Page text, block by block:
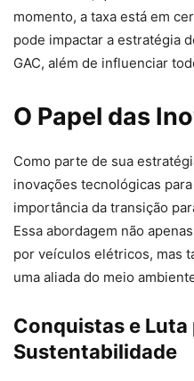
momento, a taxa está em
pode impactar a estratégia
GAC, além de influenciar
O Papel das
Como parte de sua
inovações tecnológicas
importância da transição
Essa abordagem não
por veículos elétricos, mas
uma aliada do meio
Conquistas e Luta
Sustentabilidade